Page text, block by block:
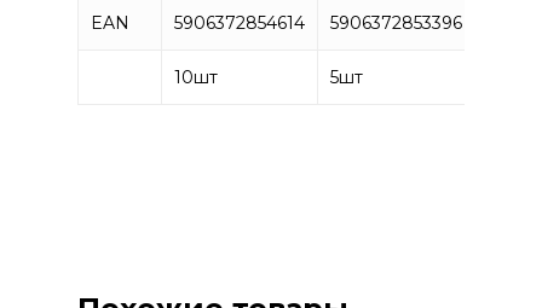
EAN 5906372854614 5906372853396
10шт 5шт